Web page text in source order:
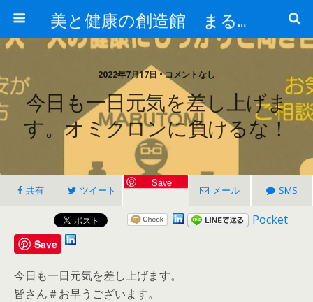
美と健康の創造館 まるとみ薬品 ぐんまの薬屋 芳さんのブログ
2022年7月17日 • コメントなし
今日も一日元気を差し上げま
す。オミクロンに負けるな！
共有 ツイート
Save
メール SMS
Pocket
Save
今日も一日元気を差し上げます。
皆さん＃お早うございます。